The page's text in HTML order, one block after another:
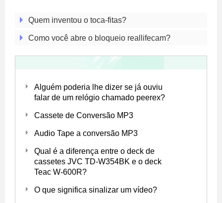
Quem inventou o toca-fitas?
Como você abre o bloqueio reallifecam?
Alguém poderia lhe dizer se já ouviu
falar de um relógio chamado peerex?
Cassete de Conversão MP3
Audio Tape a conversão MP3
Qual é a diferença entre o deck de
cassetes JVC TD-W354BK e o deck
Teac W-600R?
O que significa sinalizar um vídeo?